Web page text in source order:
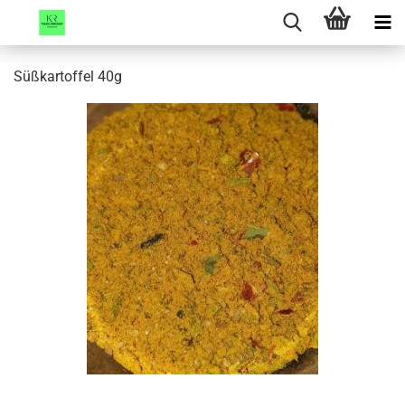
Süßkartoffel 40g